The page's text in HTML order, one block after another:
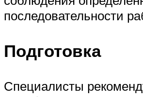
последовательности
Подготовка
Специалисты